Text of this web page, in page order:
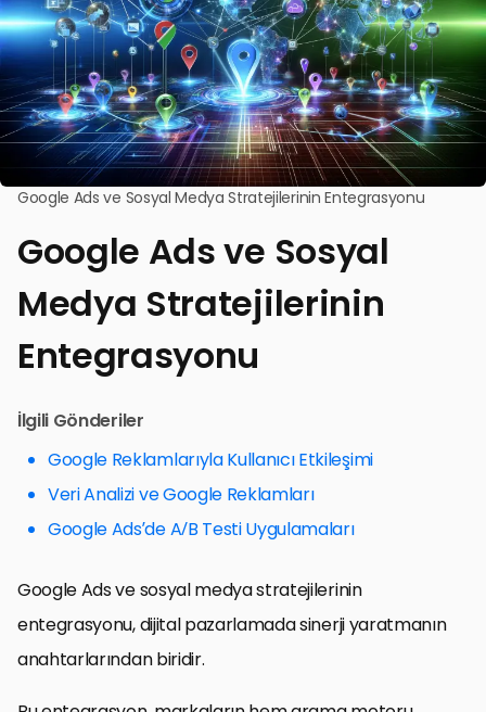
Google Ads ve Sosyal Medya Stratejilerinin Entegrasyonu
Google Ads ve Sosyal
Medya Stratejilerinin
Entegrasyonu
İlgili Gönderiler
Google Reklamlarıyla Kullanıcı Etkileşimi
Veri Analizi ve Google Reklamları
Google Ads’de A/B Testi Uygulamaları
Google Ads ve sosyal medya stratejilerinin
entegrasyonu, dijital pazarlamada sinerji yaratmanın
anahtarlarından biridir.